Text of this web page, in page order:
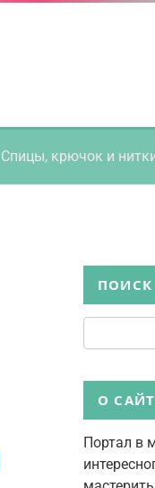
Спицы, крючок и
ПОИСК
О
Портал в